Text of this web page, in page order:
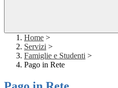
Home >
Servizi >
Famiglie e Studenti >
Pago in Rete